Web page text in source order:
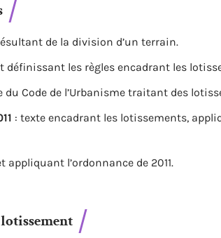
de la division d’un terrain.
définissant les règles encadrant les
du Code de l’Urbanisme traitant des
: texte encadrant les lotissements,
appliquant l’ordonnance de 2011.
lotissement